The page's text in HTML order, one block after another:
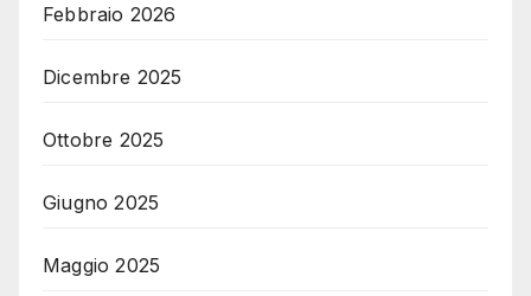
Febbraio 2026
Dicembre 2025
Ottobre 2025
Giugno 2025
Maggio 2025